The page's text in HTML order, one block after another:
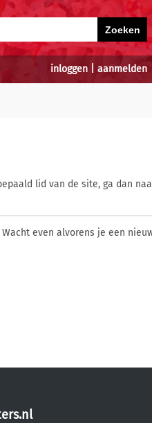
inloggen aanmelden
lid van de site, ga dan
even alvorens je een